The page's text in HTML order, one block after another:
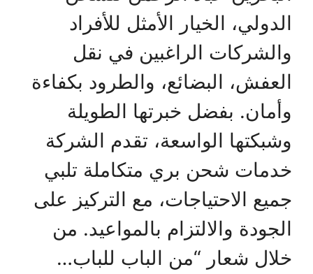
الدولي، الخيار الأمثل للأفراد
والشركات الراغبين في نقل
العفش، البضائع، والطرود بكفاءة
وأمان. بفضل خبرتها الطويلة
وشبكتها الواسعة، تقدم الشركة
خدمات شحن بري متكاملة تلبي
جميع الاحتياجات، مع التركيز على
الجودة والالتزام بالمواعيد. من
خلال شعار “من الباب للباب…